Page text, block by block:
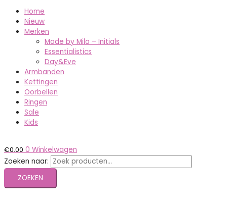
Home
Nieuw
Merken
Made by Mila – Initials
Essentialistics
Day&Eve
Armbanden
Kettingen
Oorbellen
Ringen
Sale
Kids
€0.00 0 Winkelwagen
Zoeken naar:
ZOEKEN